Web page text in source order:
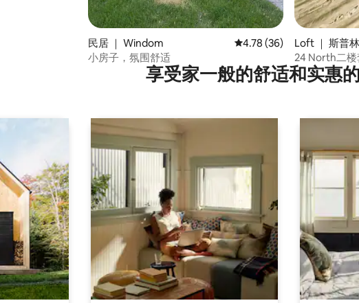
民居 ｜ Windom 平均评分 4.78 分（满分 5
4.78 (36)
小房子，氛围舒适
Loft ｜ 斯普
24 North二
享受家一般的舒适和实惠